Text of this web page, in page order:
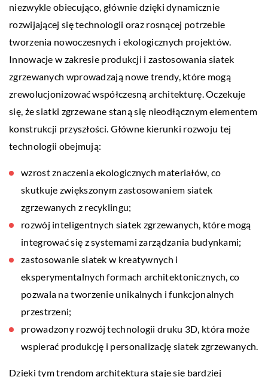
niezwykle obiecująco, głównie dzięki dynamicznie
rozwijającej się technologii oraz rosnącej potrzebie
tworzenia nowoczesnych i ekologicznych projektów.
Innowacje w zakresie produkcji i zastosowania siatek
zgrzewanych wprowadzają nowe trendy, które mogą
zrewolucjonizować współczesną architekturę. Oczekuje
się, że siatki zgrzewane staną się nieodłącznym elementem
konstrukcji przyszłości. Główne kierunki rozwoju tej
technologii obejmują:
wzrost znaczenia ekologicznych materiałów, co
skutkuje zwiększonym zastosowaniem siatek
zgrzewanych z recyklingu;
rozwój inteligentnych siatek zgrzewanych, które mogą
integrować się z systemami zarządzania budynkami;
zastosowanie siatek w kreatywnych i
eksperymentalnych formach architektonicznych, co
pozwala na tworzenie unikalnych i funkcjonalnych
przestrzeni;
prowadzony rozwój technologii druku 3D, która może
wspierać produkcję i personalizację siatek zgrzewanych.
Dzięki tym trendom architektura staje się bardziej